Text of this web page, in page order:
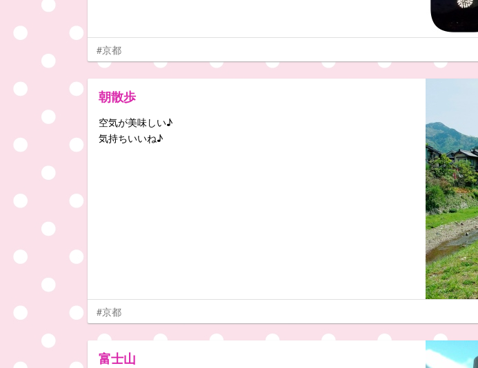
#京都
朝散歩
空気が美味しい♪
気持ちいいね♪
#京都
富士山